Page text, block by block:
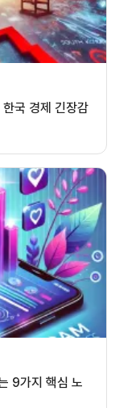
국 경제 긴장감
9가지 핵심 노